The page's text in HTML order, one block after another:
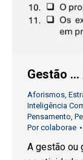
Gestão
Aforismos
Inteligência
Pensamento
Porcolaborae
A gestão ou